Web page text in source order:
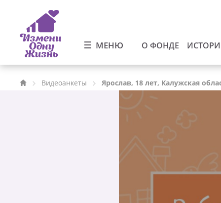
МЕНЮ О ФОНДЕ
Видеоанкеты Ярослав, 18 лет, Калужская